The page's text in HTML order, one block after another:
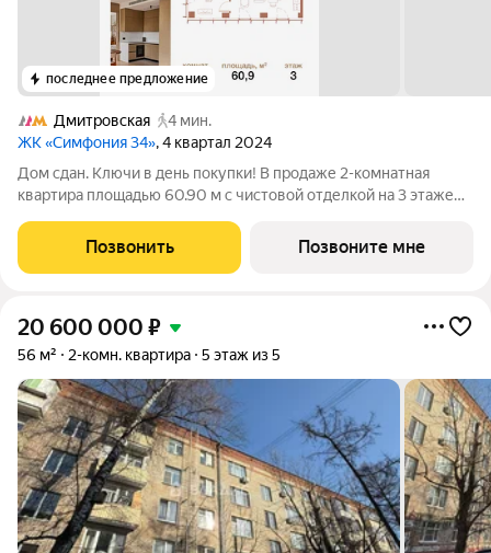
последнее предложение
Дмитровская
4 мин.
ЖК «Симфония 34», 4 квартал 2024
Дом сдан. Ключи в день покупки! В продаже 2-комнатная
квартира площадью 60.90 м с чистовой отделкой на 3 этаже
концептуально новый жилой комплекс премиум-класса с
подземной парковкой, состоит из
Позвонить Позвоните мне
20 600 000 ₽
56 м² 2-комн. квартира 5 этаж из 5